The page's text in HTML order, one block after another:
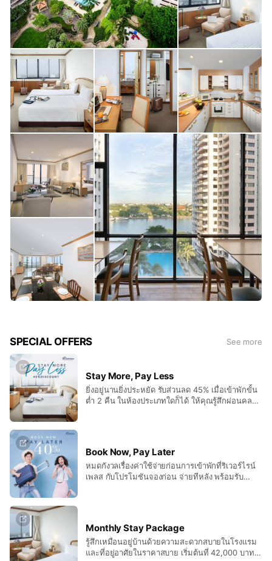
SPECIAL OFFERS See more
Stay More, Pay Less
ยิ่งอยู่นานยิ่งประหยัด รับส่วนลด 45% เมื่อเข้าพักขั้น
ต่ำ 2 คืน ในห้องประเภทใดก็ได้ ให้คุณรู้สึกผ่อนคลาย
Book Now, Pay Later
หมดกังวลเรื่องค่าใช้จ่ายก่อนการเข้าพักที่ริเวอร์ไรน์
เพลส กับโปรโมชันจองก่อน จ่ายทีหลัง พร้อมรับ
Promotion and GET discount 40% Off
Monthly Stay Package
รู้สึกเหมือนอยู่บ้านด้วยความสะดวกสบายในโรงแรม
และที่อยู่อาศัยในราคาสบาย เริ่มต้นที่ 42,000 บาท